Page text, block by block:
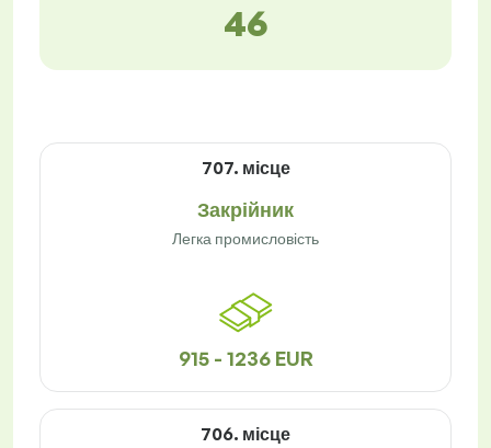
46
707. місце
Закрійник
Легка промисловість
915 - 1236 EUR
706. місце